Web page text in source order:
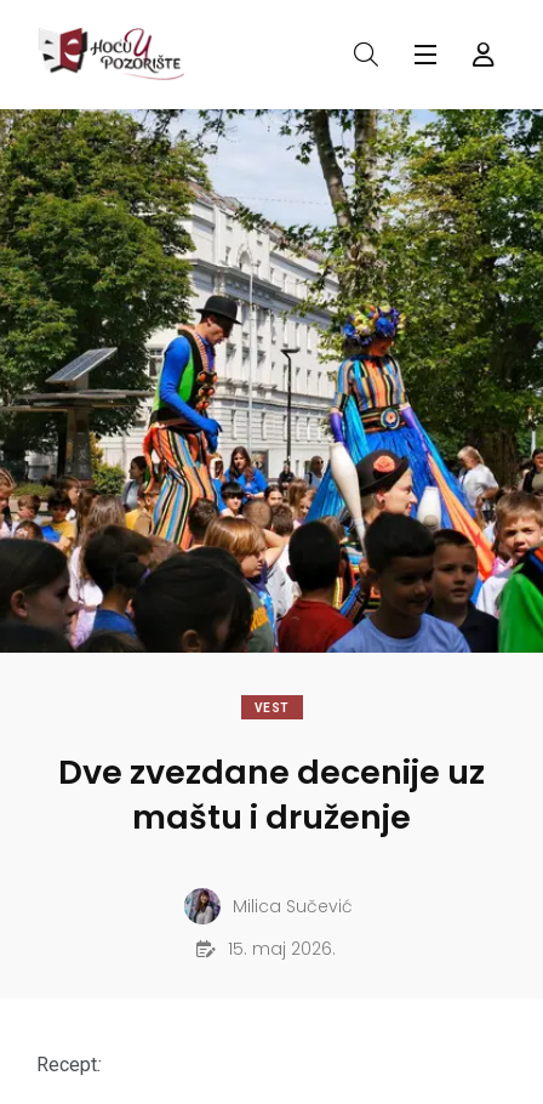
VEST
Dve zvezdane decenije uz
maštu i druženje
Milica Sučević
15. maj 2026.
Recept: